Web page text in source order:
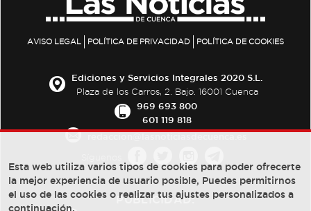
AVISO LEGAL POLÍTICA DE PRIVACIDAD POLÍTICA DE COOKIES
Ediciones y Servicios Integrales 2020 S.L.
Plaza de los Carros, 2. Bajo. 16001 Cuenca
969 693 800
601 119 818
PUBLICIDAD:
Esta web utiliza varios tipos de cookies para poder ofrecerte
la mejor experiencia de usuario posible, Puedes permitirnos
el uso de las cookies o realizar tus ajustes personalizados a
continuación.